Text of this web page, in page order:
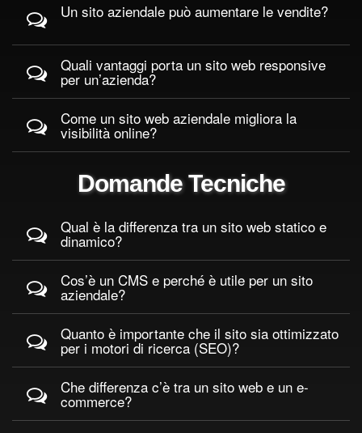
Un sito aziendale può aumentare le vendite?
Quali vantaggi porta un sito web responsive
per un’azienda?
Come un sito web aziendale migliora la
visibilità online?
Domande Tecniche
Qual è la differenza tra un sito web statico e
dinamico?
Cos’è un CMS e perché è utile per un sito
aziendale?
Quanto è importante che il sito sia ottimizzato
per i motori di ricerca (SEO)?
Che differenza c’è tra un sito web e un e-
commerce?